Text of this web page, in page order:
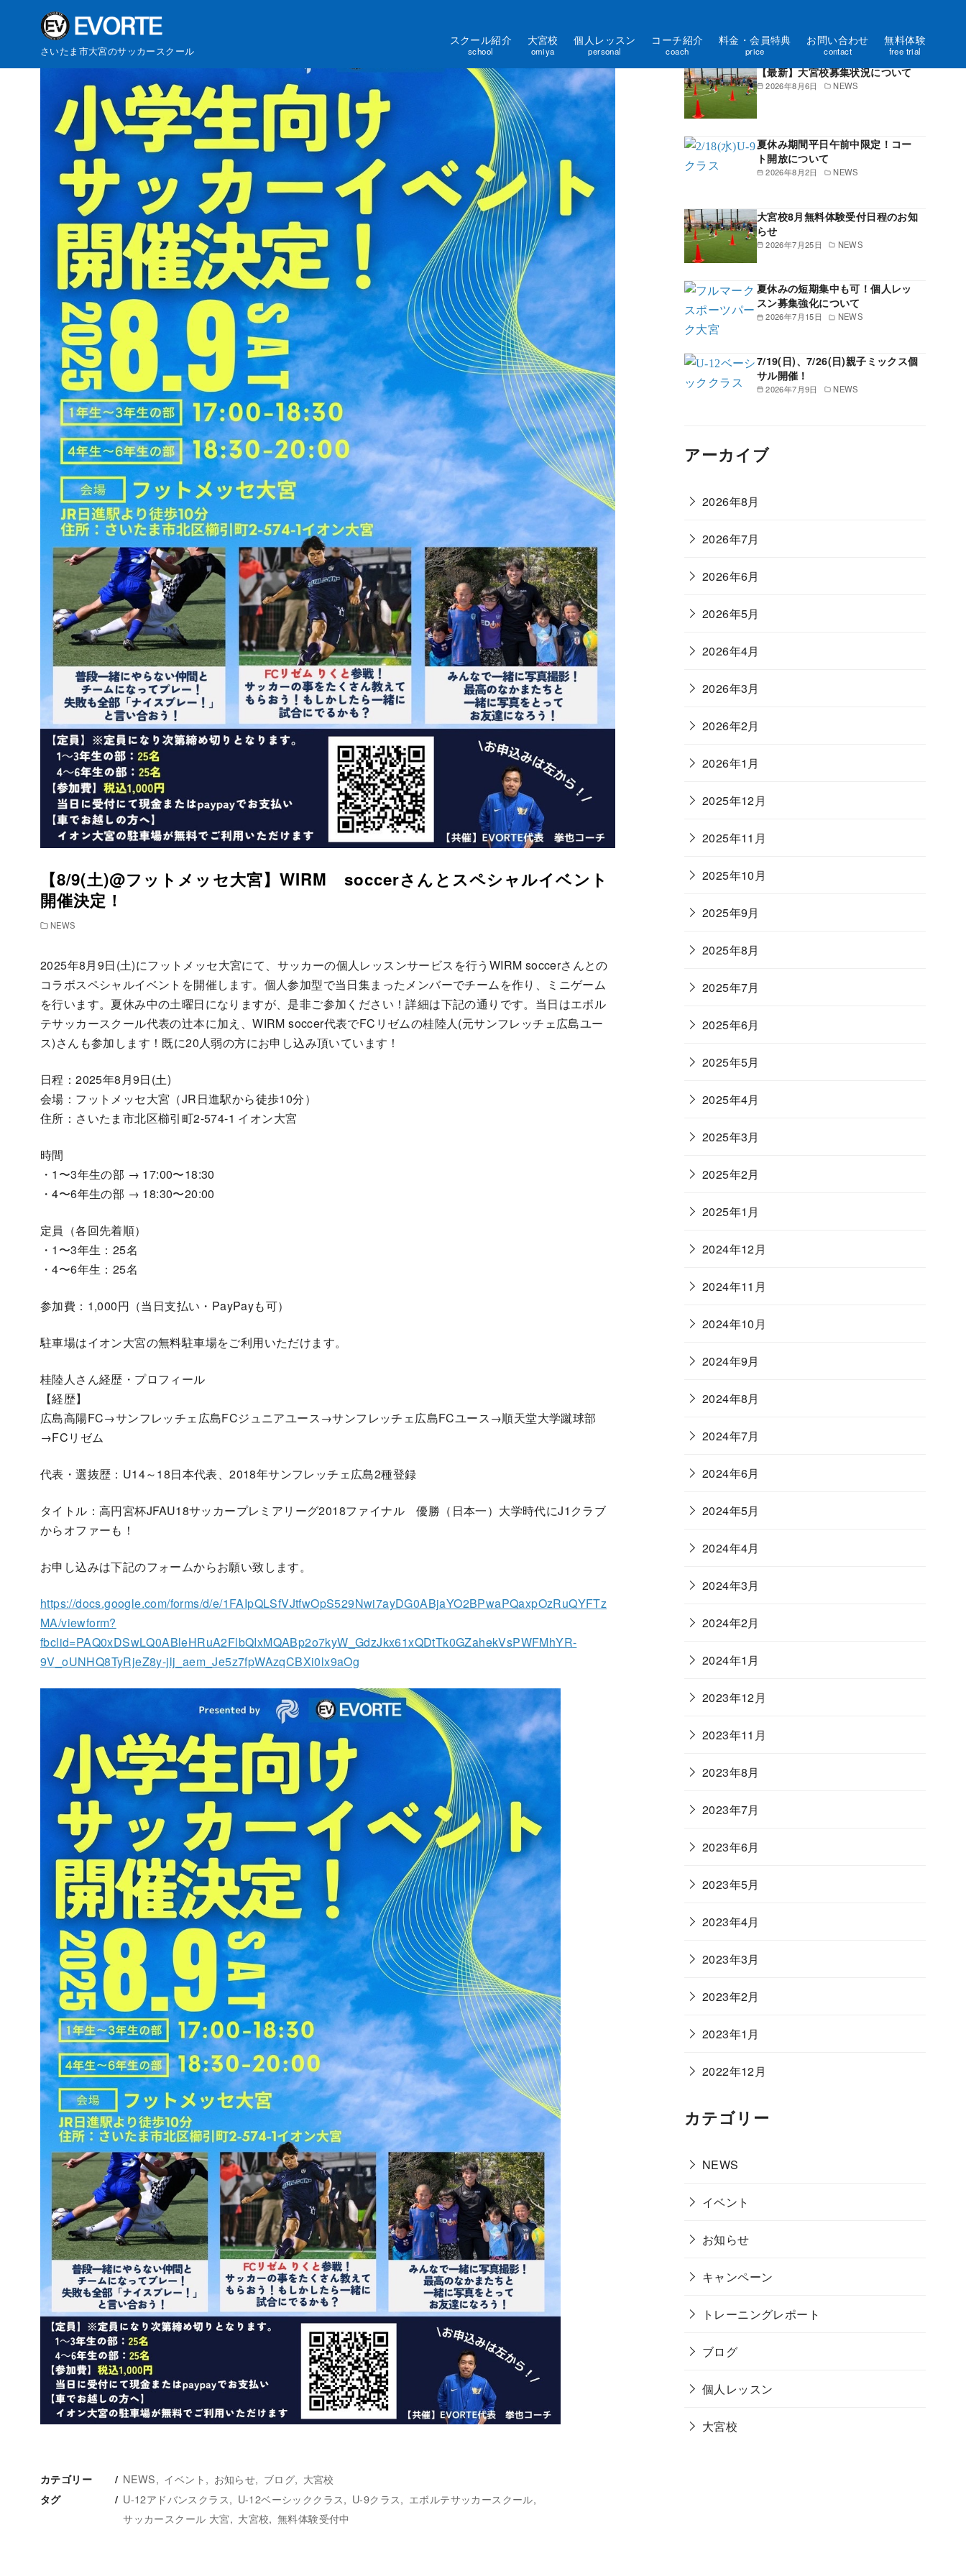
さいたま市大宮のサッカースクール
スクール紹介
school
大宮校
omiya
個人レッスン
personal
コーチ紹介
coach
料金・会員特典
price
お問い合わせ
contact
無料体験
free trial
【8/9(土)@フットメッセ大宮】WIRM soccerさんとスペシャルイベント
開催決定！
NEWS
2025年8月9日(土)にフットメッセ大宮にて、サッカーの個人レッスンサービスを行うWIRM soccerさんとの
コラボスペシャルイベントを開催します。個人参加型で当日集まったメンバーでチームを作り、ミニゲーム
を行います。夏休み中の土曜日になりますが、是非ご参加ください！詳細は下記の通りです。当日はエボル
テサッカースクール代表の辻本に加え、WIRM soccer代表でFCリゼムの桂陸人(元サンフレッチェ広島ユー
ス)さんも参加します！既に20人弱の方にお申し込み頂いています！
日程：2025年8月9日(土)
会場：フットメッセ大宮（JR日進駅から徒歩10分）
住所：さいたま市北区櫛引町2-574-1 イオン大宮
時間
・1〜3年生の部 → 17:00〜18:30
・4〜6年生の部 → 18:30〜20:00
定員（各回先着順）
・1〜3年生：25名
・4〜6年生：25名
参加費：1,000円（当日支払い・PayPayも可）
駐車場はイオン大宮の無料駐車場をご利用いただけます。
桂陸人さん経歴・プロフィール
【経歴】
広島高陽FC→サンフレッチェ広島FCジュニアユース→サンフレッチェ広島FCユース→順天堂大学蹴球部
→FCリゼム
代表・選抜歴：U14～18日本代表、2018年サンフレッチェ広島2種登録
タイトル：高円宮杯JFAU18サッカープレミアリーグ2018ファイナル 優勝（日本一）大学時代にJ1クラブ
からオファーも！
お申し込みは下記のフォームからお願い致します。
https://docs.google.com/forms/d/e/1FAIpQLSfVJtfwOpS529Nwi7ayDG0ABjaYO2BPwaPQaxpOzRuQYFTz
MA/viewform?
fbclid=PAQ0xDSwLQ0ABleHRuA2FlbQIxMQABp2o7kyW_GdzJkx61xQDtTk0GZahekVsPWFMhYR-
9V_oUNHQ8TyRjeZ8y-jlj_aem_Je5z7fpWAzqCBXi0lx9aOg
カテゴリー NEWS イベント お知らせ ブログ 大宮校
タグ U-12アドバンスクラス U-12ベーシッククラス U-9クラス
エボルテサッカースクール
サッカースクール 大宮
大宮校 無料体験受付中
新着記事一覧
2026年8月6日 NEWS
【最新】大宮校募集状況について
2026年8月2日 NEWS
夏休み期間平日午前中限定！コー
ト開放について
2026年7月25日 NEWS
大宮校8月無料体験受付日程のお知
らせ
2026年7月15日 NEWS
夏休みの短期集中も可！個人レッ
スン募集強化について
2026年7月9日 NEWS
7/19(日)、7/26(日)親子ミックス個
サル開催！
アーカイブ
2026年8月
2026年7月
2026年6月
2026年5月
2026年4月
2026年3月
2026年2月
2026年1月
2025年12月
2025年11月
2025年10月
2025年9月
2025年8月
2025年7月
2025年6月
2025年5月
2025年4月
2025年3月
2025年2月
2025年1月
2024年12月
2024年11月
2024年10月
2024年9月
2024年8月
2024年7月
2024年6月
2024年5月
2024年4月
2024年3月
2024年2月
2024年1月
2023年12月
2023年11月
2023年8月
2023年7月
2023年6月
2023年5月
2023年4月
2023年3月
2023年2月
2023年1月
2022年12月
カテゴリー
NEWS
イベント
お知らせ
キャンペーン
トレーニングレポート
ブログ
個人レッスン
大宮校